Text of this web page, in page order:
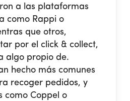
a las plataformas
como Rappi o
que otros,
por el click & collect,
algo propio de.
hecho más comunes
recoger pedidos, y
como Coppel o